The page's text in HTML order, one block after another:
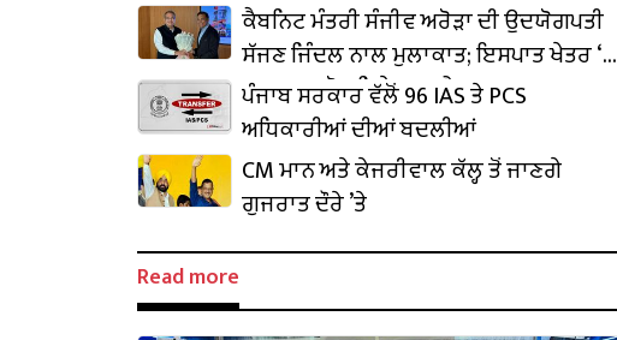
ਕੈਬਨਿਟ ਮੰਤਰੀ ਸੰਜੀਵ ਅਰੋੜਾ ਦੀ ਉਦਯੋਗਪਤੀ
ਸੱਜਣ ਜਿੰਦਲ ਨਾਲ ਮੁਲਾਕਾਤ; ਇਸਪਾਤ ਖੇਤਰ ‘ਚ
₹1,500 ਕਰੋੜ ਨਿਵੇਸ਼ ਦਾ ਐਲਾਨ
ਪੰਜਾਬ ਸਰਕਾਰ ਵੱਲੋਂ 96 IAS ਤੇ PCS
ਅਧਿਕਾਰੀਆਂ ਦੀਆਂ ਬਦਲੀਆਂ
CM ਮਾਨ ਅਤੇ ਕੇਜਰੀਵਾਲ ਕੱਲ੍ਹ ਤੋਂ ਜਾਣਗੇ
ਗੁਜਰਾਤ ਦੌਰੇ ’ਤੇ
Read more